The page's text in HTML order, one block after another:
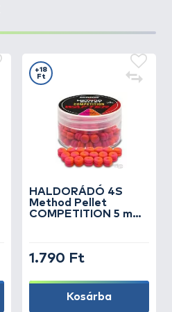
HALDORÁDÓ 4S
Method Pellet
COMPETITION 5 mm
+18
Ft
1.790 Ft
Kosárba